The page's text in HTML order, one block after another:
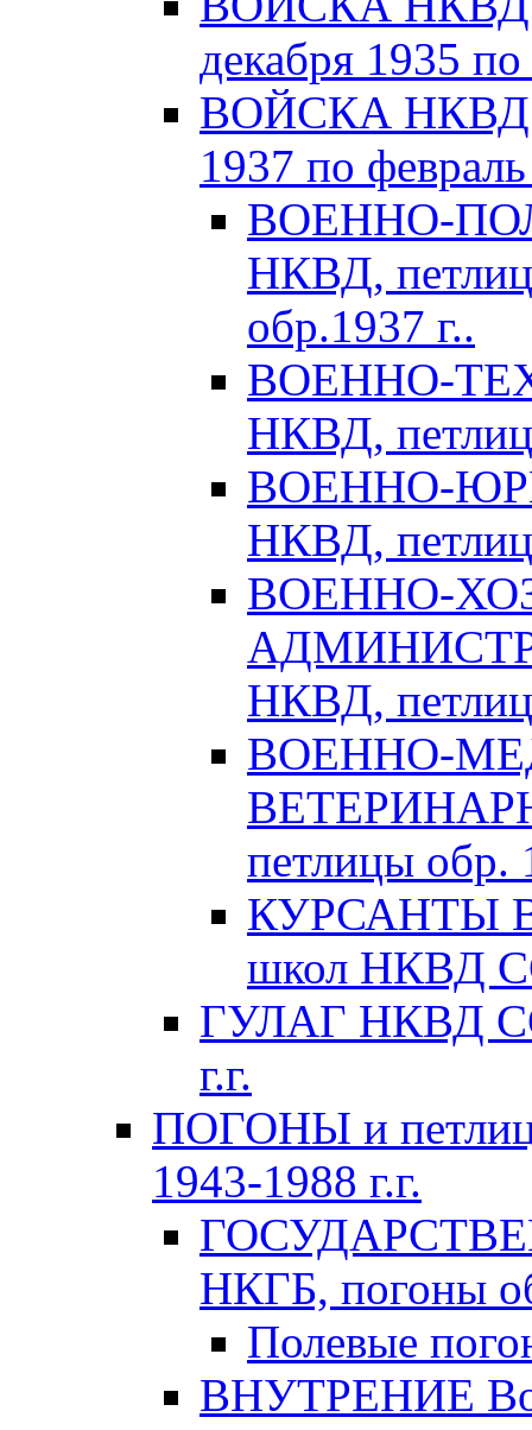
декабря 1935
ВОЙСКА НКВД
1937 по
ВОЕННО-
НКВД,
обр.1937 г..
ВОЕННО-
НКВД,
ВОЕННО-
НКВД,
ВОЕННО-
НКВД,
ВОЕННО-
петлицы обр.
КУРСАНТЫ
школ НКВД
ГУЛАГ НКВД
г.г.
ПОГОНЫ и
1943-1988 г.г.
НКГБ, погоны
Полевые
ВНУТРЕНИЕ